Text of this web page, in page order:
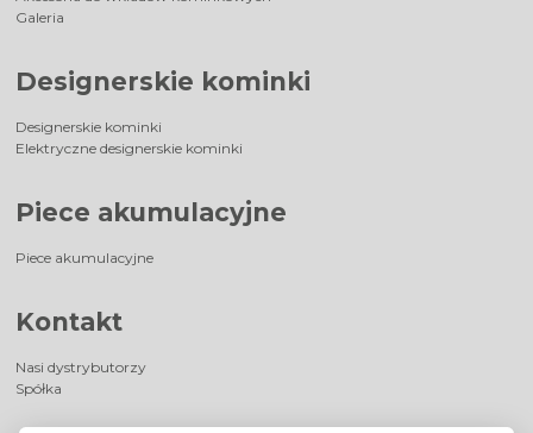
Galeria
Designerskie kominki
Designerskie kominki
Elektryczne designerskie kominki
Piece akumulacyjne
Piece akumulacyjne
Kontakt
Nasi dystrybutorzy
Spółka